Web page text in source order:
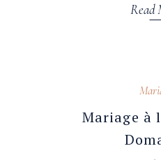
Read
Mariage à